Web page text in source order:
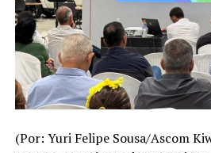
(Por: Yuri Felipe Sousa/Ascom